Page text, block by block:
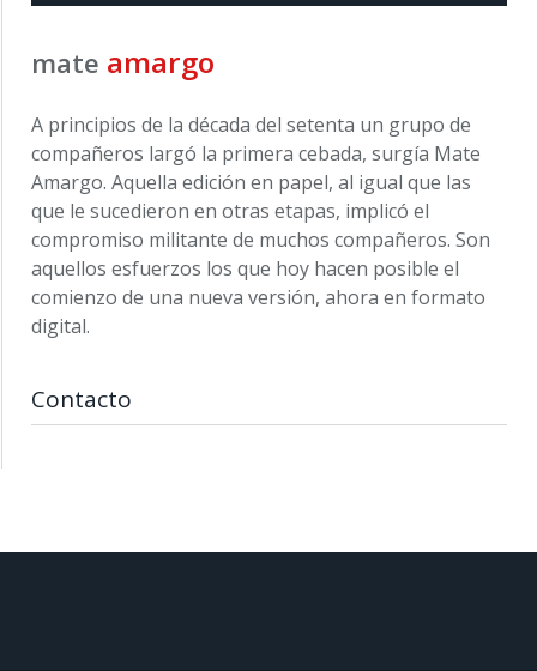
mate amargo
A principios de la década del setenta un grupo de
compañeros largó la primera cebada, surgía Mate
Amargo. Aquella edición en papel, al igual que las
que le sucedieron en otras etapas, implicó el
compromiso militante de muchos compañeros. Son
aquellos esfuerzos los que hoy hacen posible el
comienzo de una nueva versión, ahora en formato
digital.
Contacto